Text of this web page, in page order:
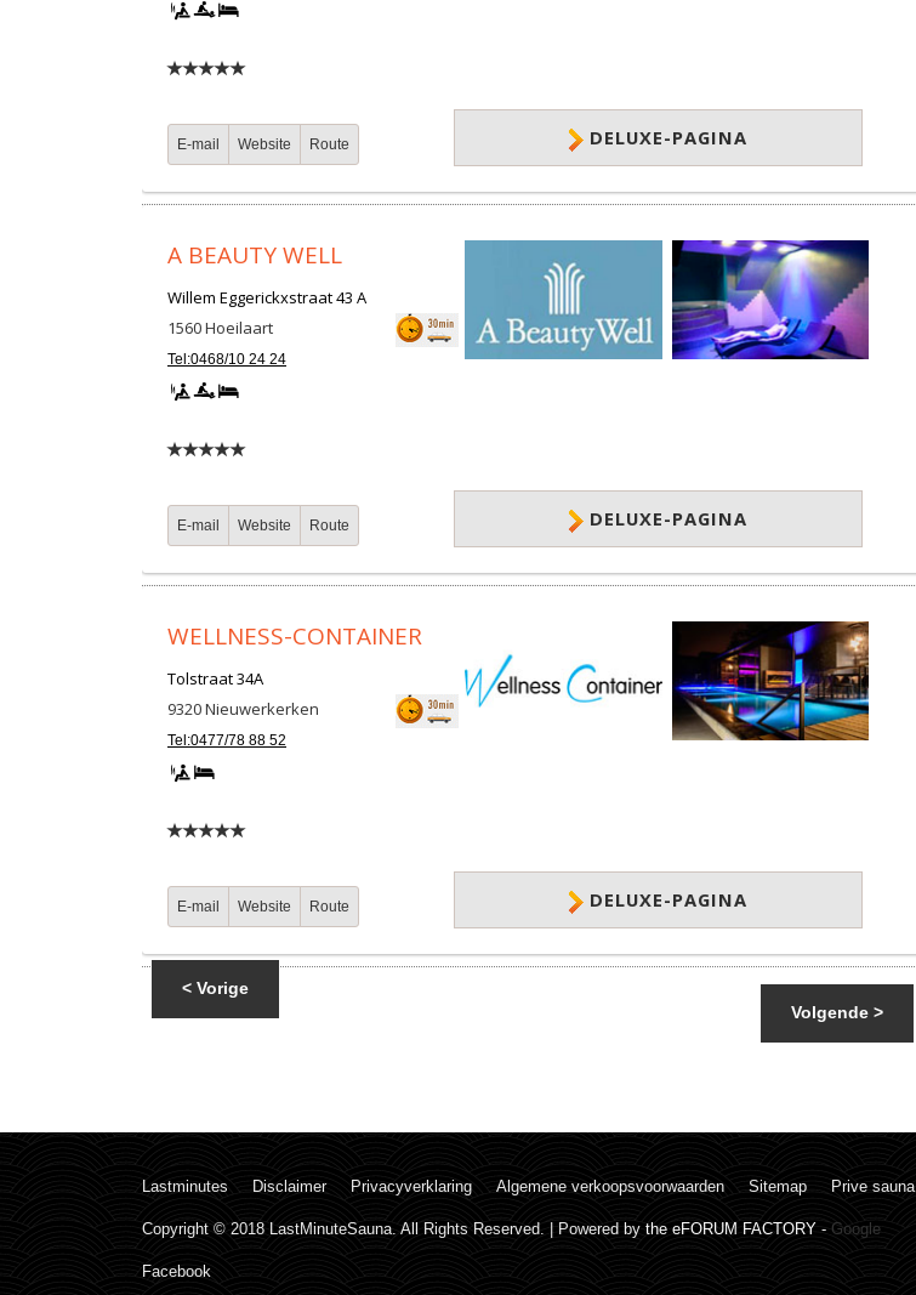
E-mail Website Route DELUXE-PAGINA
A BEAUTY WELL
Willem Eggerickxstraat 43 A
1560Hoeilaart
Tel:0468/10 24 24
E-mail Website Route DELUXE-PAGINA
WELLNESS-CONTAINER
Tolstraat 34A
9320Nieuwerkerken
Tel:0477/78 88 52
E-mail Website Route DELUXE-PAGINA
< Vorige
Volgende >
Lastminutes Disclaimer Privacyverklaring Algemene verkoopsvoorwaarden Sitemap Prive sauna
Copyright © 2018 LastMinuteSauna. All Rights Reserved. | Powered by the eFORUM FACTORY - Google
Facebook